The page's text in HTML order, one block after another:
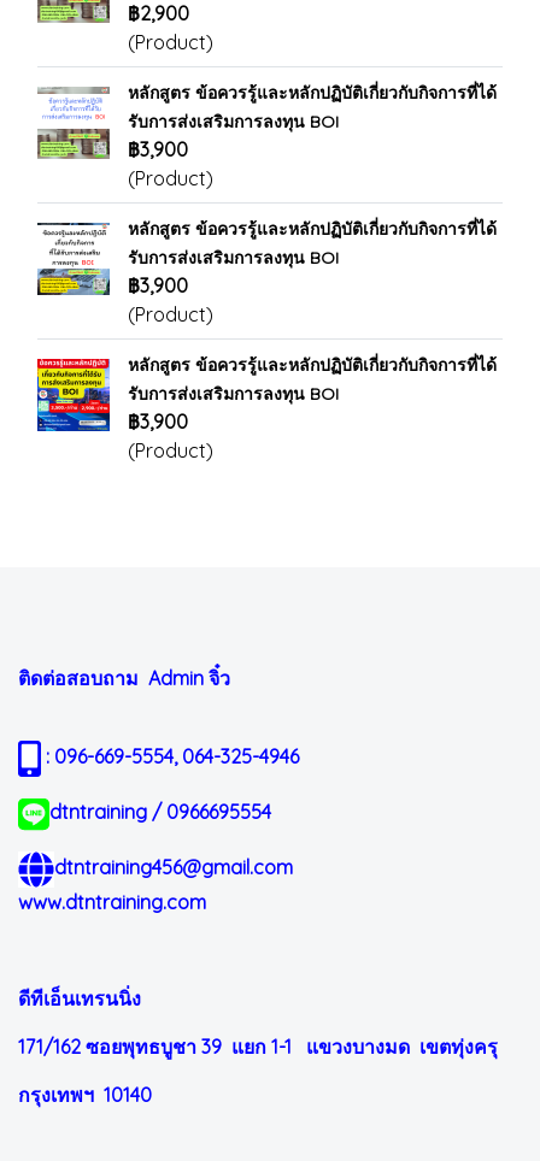
฿2,900
(Product)
หลักสูตร ข้อควรรู้และหลักปฏิบัติเกี่ยวกับกิจการที่ได้
รับการส่งเสริมการลงทุน BOI
฿3,900
(Product)
หลักสูตร ข้อควรรู้และหลักปฏิบัติเกี่ยวกับกิจการที่ได้
รับการส่งเสริมการลงทุน BOI
฿3,900
(Product)
หลักสูตร ข้อควรรู้และหลักปฏิบัติเกี่ยวกับกิจการที่ได้
รับการส่งเสริมการลงทุน BOI
฿3,900
(Product)
ติดต่อสอบถาม Admin จิ๋ว
: 096-669-5554, 064-325-4946
dtntraining / 0966695554
dtntraining456@gmail.com
www.dtntraining.com
ดีทีเอ็นเทรนนิ่ง
171/162 ซอยพุทธบูชา 39 แยก 1-1 แขวงบางมด เขตทุ่งครุ
กรุงเทพฯ 10140